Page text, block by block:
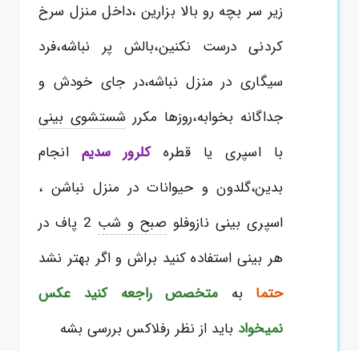
زیر سر بچه رو بالا بزارین ،داخل منزل سرخ
کردنی درست نکنین،بالش پر نباشه،فرد
سیگاری در منزل نباشه،در جای خودش و
جداگانه بخوابه،روزها مکرر شستشوی بینی
با اسپری یا قطرهکلرور سدیم انجام
بدین،گلدون و حیوانات در منزل نباشن ،
اسپری بینی نازوفلوصبح و شب
2 پاف در
هر بینی استفاده کنید براش و اگر بهتر نشد
حتما به متخصص راجعه کنید عکس
نمیخواد باید از نظر رفلاکس بررسی بشه